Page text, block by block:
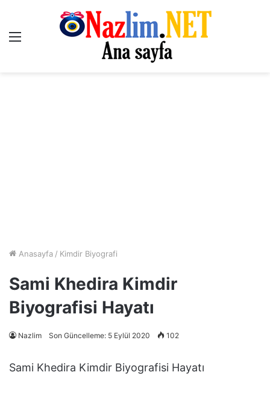
Menü
Anasayfa / Kimdir Biyografi
Sami Khedira Kimdir
Biyografisi Hayatı
Nazlim Son Güncelleme: 5 Eylül 2020 102
Sami Khedira Kimdir Biyografisi Hayatı